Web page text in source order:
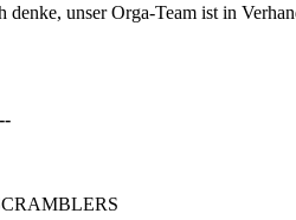
denke, unser Orga-Team ist in